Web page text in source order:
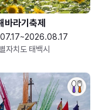
바라기축제
자치도 태백시